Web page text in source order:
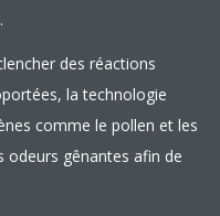
des réactions
la technologie
comme le pollen et les
odeurs gênantes afin de